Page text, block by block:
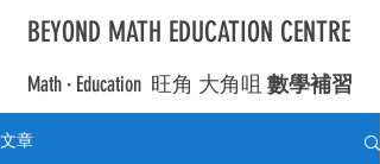
BEYOND MATH EDUCATION CENTRE
Math · Education ​旺角 大角咀 數學補習
文章